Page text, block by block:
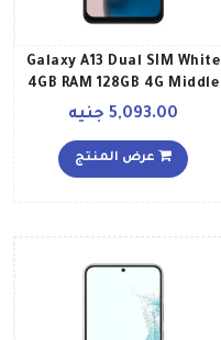
Galaxy A13 Dual SIM White
4GB RAM 128GB 4G Middle
East Version
5,093.00 جنيه
عرض المنتج